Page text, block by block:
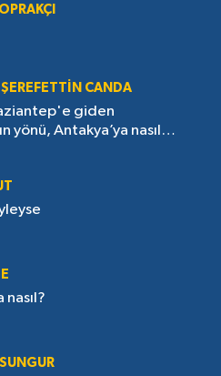
ŞEREFETTIN CANDA
giden
yönü, Antakya’ya nasıl
nasıl?